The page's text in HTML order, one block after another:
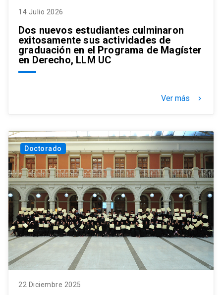
14 Julio 2026
Dos nuevos estudiantes culminaron
exitosamente sus actividades de
graduación en el Programa de Magíster
en Derecho, LLM UC
Ver más keyboard_arrow_right
Doctorado
22 Diciembre 2025